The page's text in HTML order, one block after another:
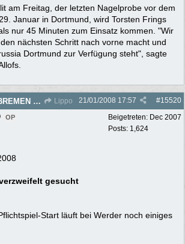
am Freitag, der letzten Nagelprobe vor dem
Januar in Dortmund, wird Torsten Frings
nur 45 Minuten zum Einsatz kommen. "Wir
nächsten Schritt nach vorne macht und
Dortmund zur Verfügung steht", sagte
Re: SV WERDER BREMEN 2007/2008 - Rückrunde Lippo #15520
21/01/2008 17:57
Beigetreten: Dec 2007
Posts: 1,624
OP
gesucht
Start läuft bei Werder noch einiges